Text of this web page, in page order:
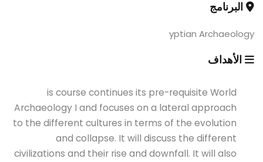
البرنامج
yptian Archaeology
الأهداف
is course continues its pre-requisite World
Archaeology I and focuses on a lateral approach
to the different cultures in terms of the evolution
and collapse. It will discuss the different
civilizations and their rise and downfall. It will also